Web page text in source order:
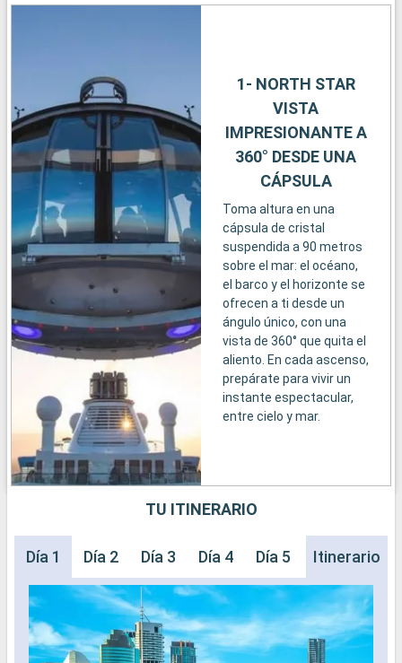
1- NORTH STAR
VISTA
IMPRESIONANTE A
360° DESDE UNA
CÁPSULA
Toma altura en una
cápsula de cristal
suspendida a 90 metros
sobre el mar: el océano,
el barco y el horizonte se
ofrecen a ti desde un
ángulo único, con una
vista de 360° que quita el
aliento. En cada ascenso,
prepárate para vivir un
instante espectacular,
entre cielo y mar.
TU ITINERARIO
Día 1 Día 2 Día 3 Día 4 Día 5 Día 6 Día
Itinerario